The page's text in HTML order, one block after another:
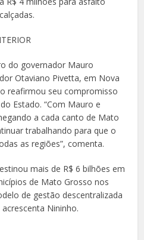
do governador Mauro
Otaviano Pivetta, em Nova
reafirmou seu compromisso
Estado. “Com Mauro e
a cada canto de Mato
trabalhando para que o
as regiões”, comenta.
mais de R$ 6 bilhões em
de Mato Grosso nos
de gestão descentralizada
Nininho.